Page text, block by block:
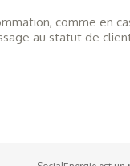
comme en
au statut de